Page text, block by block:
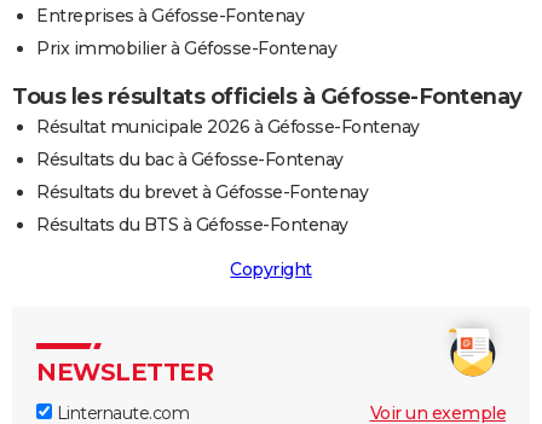
Entreprises à Géfosse-Fontenay
Prix immobilier à Géfosse-Fontenay
Tous les résultats officiels à Géfosse-Fontenay
Résultat municipale 2026 à Géfosse-Fontenay
Résultats du bac à Géfosse-Fontenay
Résultats du brevet à Géfosse-Fontenay
Résultats du BTS à Géfosse-Fontenay
Copyright
NEWSLETTER
Linternaute.com Voir un exemple